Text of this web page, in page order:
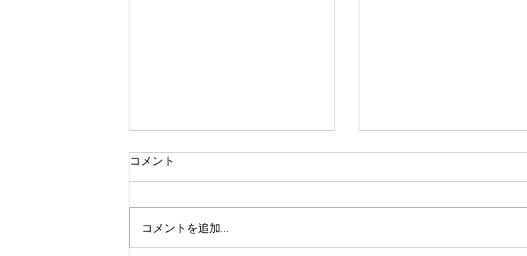
コメント
コメントを追加…